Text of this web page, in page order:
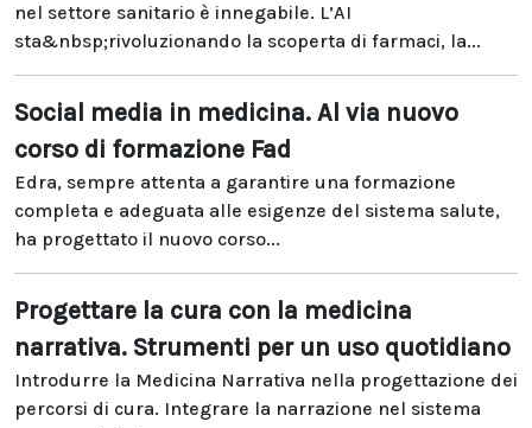
nel settore sanitario è innegabile. L’AI
sta&nbsp;rivoluzionando la scoperta di farmaci, la...
Social media in medicina. Al via nuovo
corso di formazione Fad
Edra, sempre attenta a garantire una formazione
completa e adeguata alle esigenze del sistema salute,
ha progettato il nuovo corso...
Progettare la cura con la medicina
narrativa. Strumenti per un uso quotidiano
Introdurre la Medicina Narrativa nella progettazione dei
percorsi di cura. Integrare la narrazione nel sistema